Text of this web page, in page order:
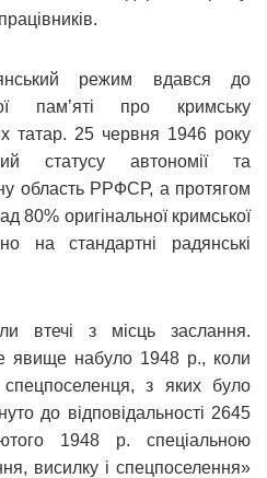
режим вдався до
пам’яті про кримську
татар. 25 червня 1946 року
статусу автономії та
область РРФСР, а протягом
80% оригінальної кримської
на стандартні радянські
втечі з місць заслання.
явище набуло 1948 р., коли
з яких було
до відповідальності 2645
1948 р. спеціальною
висилку і спецпоселення»